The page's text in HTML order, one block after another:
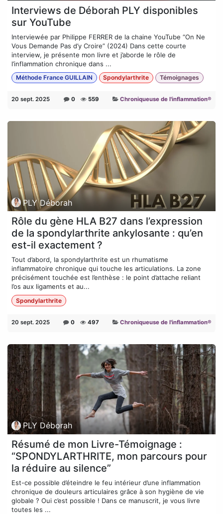
Interviews de Déborah PLY disponibles
sur YouTube
Interviewée par Philippe FERRER de la chaine YouTube “On Ne
Vous Demande Pas d’y Croire” (2024) Dans cette courte
interview, je présente mon livre et j’aborde le rôle de
l’inflammation chronique dans ...
Méthode France GUILLAIN Spondylarthrite Témoignages
20 sept. 2025 0 559 Chroniqueuse de l'inflammation®
PLY Déborah
Rôle du gène HLA B27 dans l’expression
de la spondylarthrite ankylosante : qu’en
est-il exactement ?
Tout d’abord, la spondylarthrite est un rhumatisme
inflammatoire chronique qui touche les articulations. La zone
précisément touchée est l’enthèse : le point d’attache reliant
l’os aux ligaments et au...
Spondylarthrite
20 sept. 2025 0 497 Chroniqueuse de l'inflammation®
PLY Déborah
Résumé de mon Livre-Témoignage :
“SPONDYLARTHRITE, mon parcours pour
la réduire au silence”
Est-ce possible d’éteindre le feu intérieur d’une inflammation
chronique de douleurs articulaires grâce à son hygiène de vie
globale ? Oui c’est possible ! Dans ce manuscrit, je vous livre
toutes les ...